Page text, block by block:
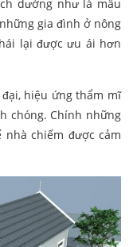
dường như là mẫu
gia đình ở nông
lại được ưu ái hơn
hiệu ứng thẩm mĩ
chóng. Chính những
chiếm được cảm